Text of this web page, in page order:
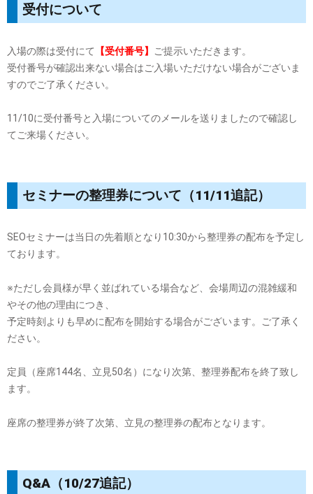
受付について
入場の際は受付にて 【受付番号】
ご提示いただきます。
受付番号が確認出来ない場合はご入場いただけない場合がございま
すのでご了承ください。
11/10に受付番号と入場についてのメールを送りましたので確認し
てご来場ください。
セミナーの整理券について（11/11追記）
SEOセミナーは当日の先着順となり10:30から整理券の配布を予定し
ております。
※ただし会員様が早く並ばれている場合など、会場周辺の混雑緩和
やその他の理由につき、
予定時刻よりも早めに配布を開始する場合がございます。ご了承く
ださい。
定員（座席144名、立見50名）になり次第、整理券配布を終了致し
ます。
座席の整理券が終了次第、立見の整理券の配布となります。
Q&A（10/27追記）